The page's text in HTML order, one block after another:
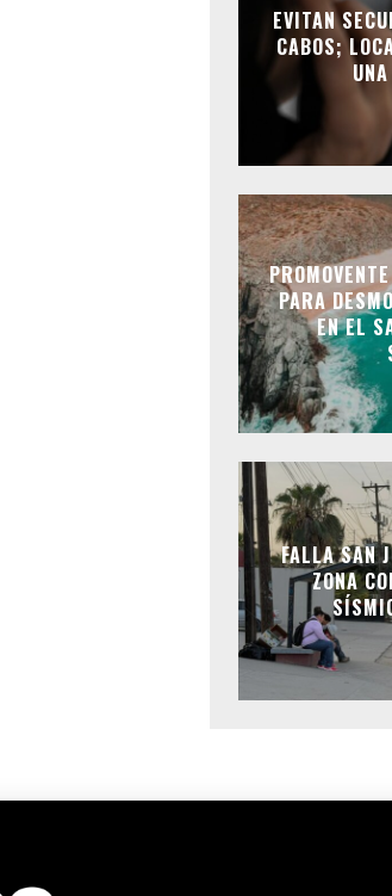
EVITAN
CABOS;
PARA
EN EL
FALLA SAN
ZONA